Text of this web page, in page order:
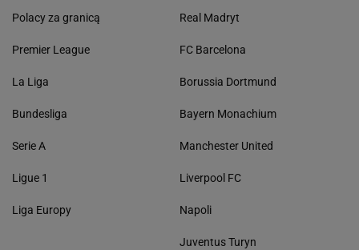
Polacy za granicą
Premier League
La Liga
Bundesliga
Serie A
Ligue 1
Liga Europy
Real Madryt
FC Barcelona
Borussia Dortmund
Bayern Monachium
Manchester United
Liverpool FC
Napoli
Juventus Turyn